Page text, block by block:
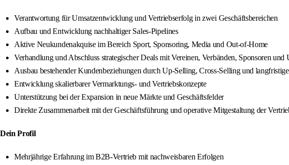
Verantwortung für Umsatzentwicklung und Vertriebserfolg in zwei Geschäftsbereichen
Aufbau und Entwicklung nachhaltiger Sales-Pipelines
Aktive Neukundenakquise im Bereich Sport, Sponsoring, Media und Out-of-Home
Verhandlung und Abschluss strategischer Deals mit Vereinen, Verbänden, Sponsoren und
Ausbau bestehender Kundenbeziehungen durch Up-Selling, Cross-Selling und
Entwicklung skalierbarer Vermarktungs- und Vertriebskonzepte
Unterstützung bei der Expansion in neue Märkte und Geschäftsfelder
Direkte Zusammenarbeit mit der Geschäftsführung und operative Mitgestaltung der
Dein Profil
Mehrjährige Erfahrung im B2B-Vertrieb mit nachweisbaren Erfolgen